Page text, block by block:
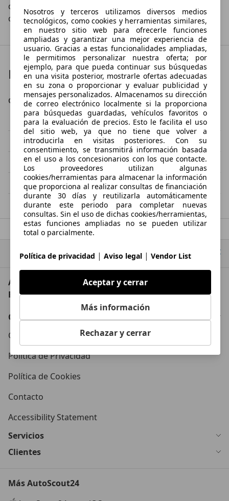
de gama lo constituía la Derbi Mulhacén con un motor
de 659 cc que desarrollaba hasta 35 kW (48 CV).
Más enlaces
OFERTAS DESTACADAS
Senda
GPR
DRD
X-Treme
GP 1
Boulevard 125
Terra 125
Boulevard 25/50
Ir arriba
AutoScout24: el mayor mercado de automoción de
Europa
Conócenos
Condiciones Generales
Política de Privacidad
Política de Cookies
Contacto
Accessibility Statement
Servicios
Clientes
Más AutoScout24
Nosotros y terceros utilizamos diversos medios
tecnológicos, como cookies y herramientas similares,
en nuestro sitio web para ofrecerle funciones
ampliadas y garantizar una mejor experiencia de
usuario. Gracias a estas funcionalidades ampliadas,
le permitimos personalizar nuestra oferta; por
ejemplo, para que pueda continuar sus búsquedas
en una visita posterior, mostrarle ofertas adecuadas
en su zona o proporcionar y evaluar publicidad y
mensajes personalizados. Almacenamos su dirección
de correo electrónico localmente si la proporciona
para búsquedas guardadas, vehículos favoritos o
para la evaluación de precios. Esto le facilita el uso
del sitio web, ya que no tiene que volver a
introducirla en visitas posteriores. Con su
consentimiento, se transmitirá información basada
en el uso a los concesionarios con los que contacte.
Los proveedores utilizan algunas
cookies/herramientas para almacenar la información
que proporciona al realizar consultas de financiación
durante 30 días y reutilizarla automáticamente
durante este periodo para completar nuevas
consultas. Sin el uso de dichas cookies/herramientas,
estas funciones ampliadas no se pueden utilizar
total o parcialmente.
Política de privacidad | Aviso legal | Vendor List
Aceptar y cerrar
Más información
Rechazar y cerrar